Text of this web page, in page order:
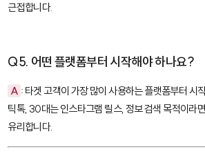
근접합니다.
Q5. 어떤 플랫폼부터 시작해야 하나요?
A : 타겟 고객이 가장 많이 사용하는 플랫폼부터 시
틱톡, 30대는 인스타그램 릴스, 정보 검색 목적이라
유리합니다.